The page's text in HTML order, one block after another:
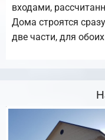
входами,
Дома строятся
две части, для